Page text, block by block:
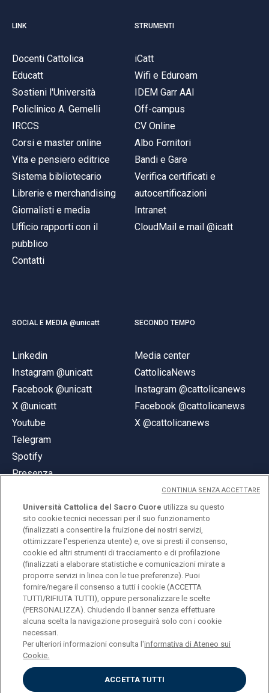
LINK
Docenti Cattolica
Educatt
Sostieni l'Università
Policlinico A. Gemelli
IRCCS
Corsi e master online
Vita e pensiero editrice
Sistema bibliotecario
Librerie e merchandising
Giornalisti e media
Ufficio rapporti con il
pubblico
Contatti
STRUMENTI
iCatt
Wifi e Eduroam
IDEM Garr AAI
Off-campus
CV Online
Albo Fornitori
Bandi e Gare
Verifica certificati e
autocertificazioni
Intranet
CloudMail e mail @icatt
SOCIAL E MEDIA @unicatt
Linkedin
Instagram @unicatt
Facebook @unicatt
X @unicatt
Youtube
Telegram
Spotify
Presenza
SECONDO TEMPO
Media center
CattolicaNews
Instagram @cattolicanews
Facebook @cattolicanews
X @cattolicanews
© Università Cattolica del Sacro Cuore
Largo A. Gemelli 1, 20123 Milano
PI 02133120150
ENGLISH
Privacy
Università Cattolica del Sacro Cuore utilizza su questo
sito cookie tecnici necessari per il suo funzionamento
(finalizzati a consentire la fruizione dei nostri servizi,
ottimizzare l'esperienza utente) e, ove si presti il consenso,
cookie ed altri strumenti di tracciamento e di profilazione
(finalizzati a elaborare statistiche e comunicazioni mirate a
proporre servizi in linea con le tue preferenze). Puoi
fornire/negare il consenso a tutti i cookie (ACCETTA
TUTTI/RIFIUTA TUTTI), oppure personalizzare le scelte
(PERSONALIZZA). Chiudendo il banner senza effettuare
alcuna scelta la navigazione proseguirà solo con i cookie
necessari.
Per ulteriori informazioni consulta l'informativa di Ateneo sui
Cookie.
ACCETTA TUTTI
CONTINUA SENZA ACCETTARE